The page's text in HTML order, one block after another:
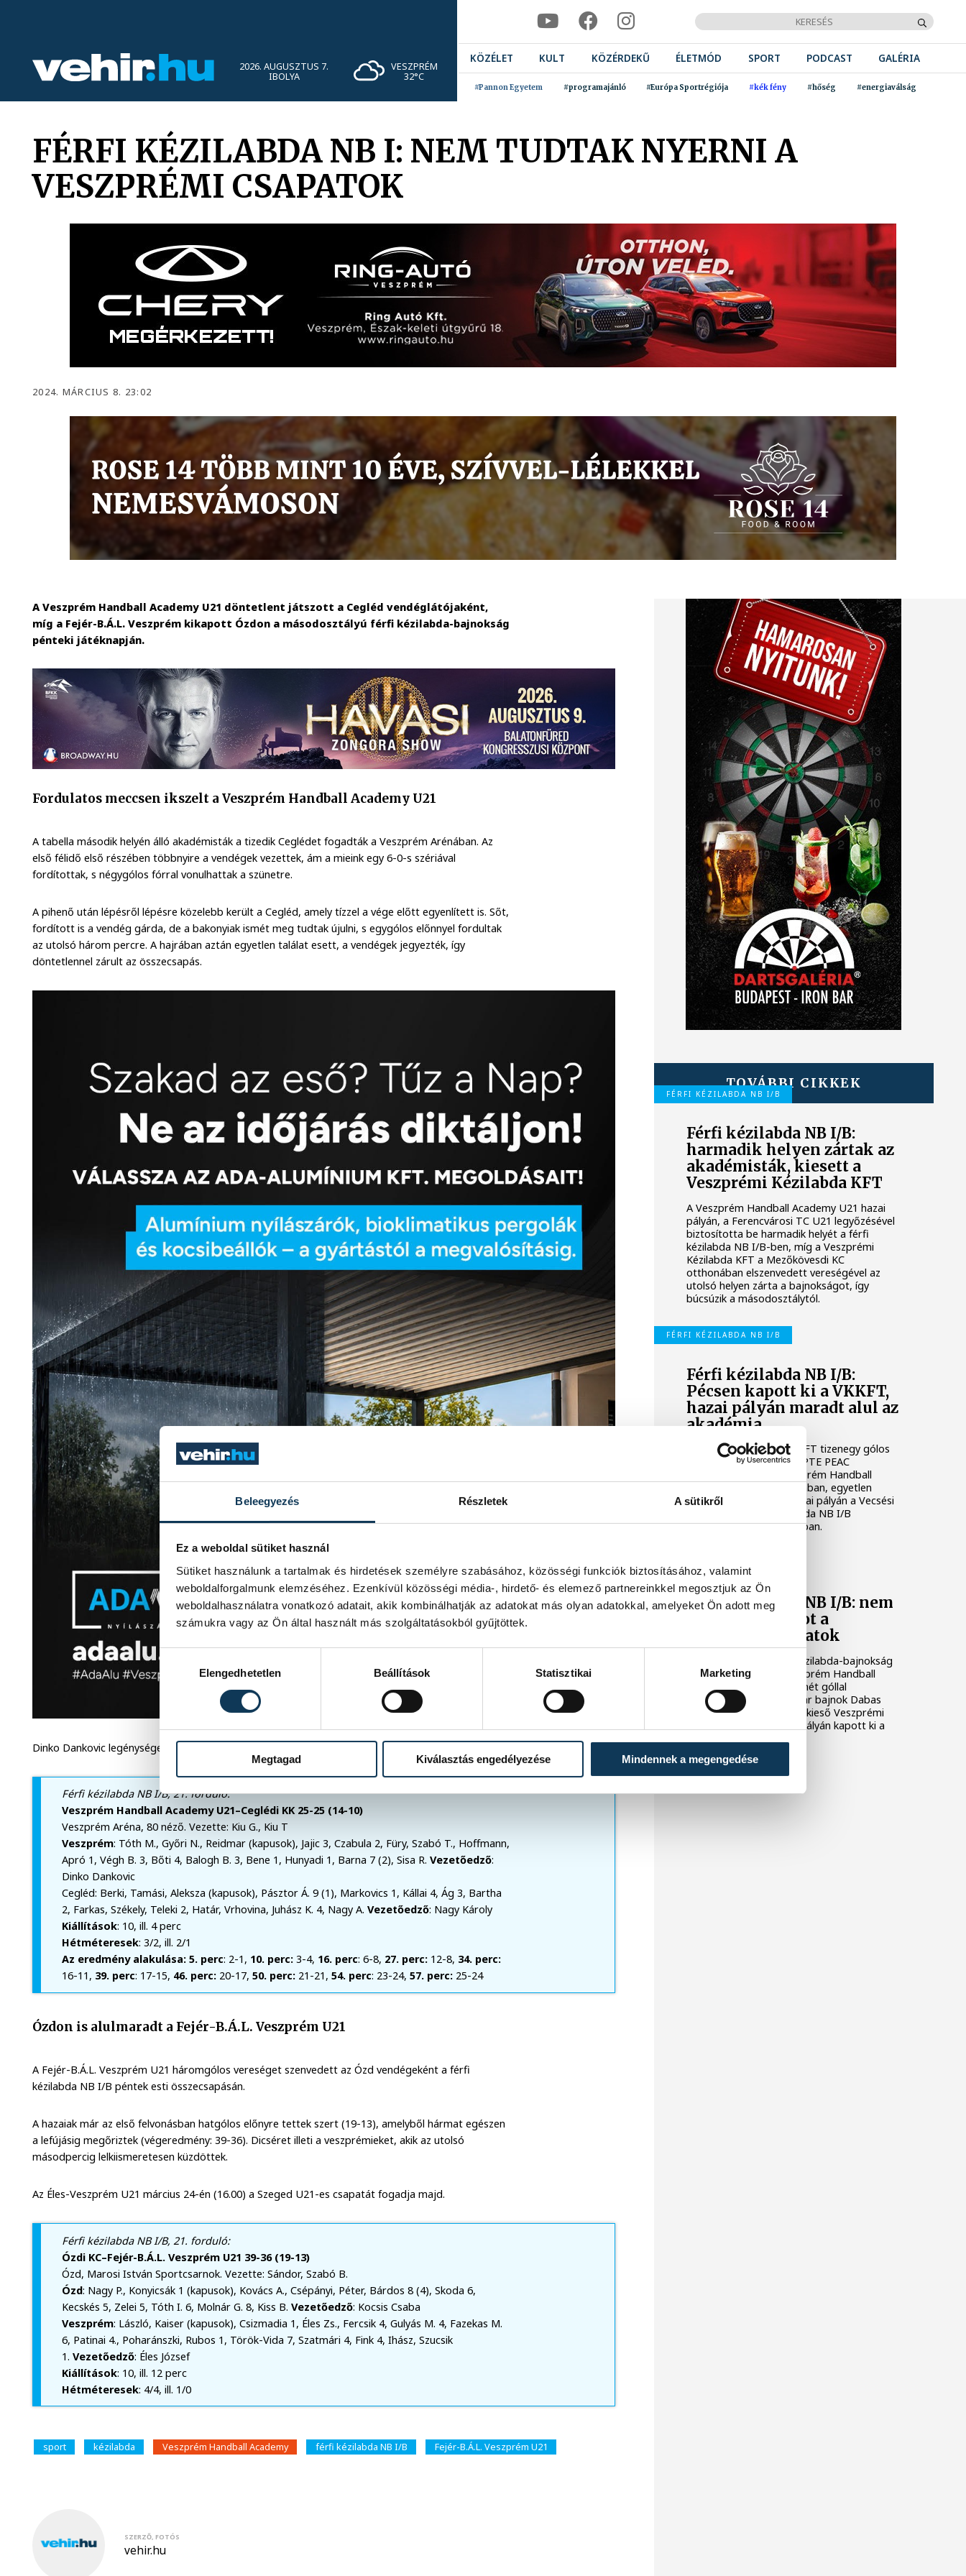
Beleegyezés Részletek A sütikről
Ez a weboldal sütiket használ
Sütiket használunk a tartalmak és hirdetések személyre szabásához, közösségi funkciók biztosításához, valamint
weboldalforgalmunk elemzéséhez. Ezenkívül közösségi média-, hirdető- és elemező partnereinkkel megosztjuk az Ön
weboldalhasználatra vonatkozó adatait, akik kombinálhatják az adatokat más olyan adatokkal, amelyeket Ön adott meg
számukra vagy az Ön által használt más szolgáltatásokból gyűjtöttek.
Hozzájárulás kiválasztása
Elengedhetetlen
Beállítások Statisztikai Marketing
Megtagad Kiválasztás engedélyezése Mindennek a megengedése
2026. AUGUSZTUS 7.
IBOLYA
VESZPRÉM
32°C
KÖZÉLET KULT KÖZÉRDEKŰ ÉLETMÓD SPORT PODCAST GALÉRIA
#Pannon Egyetem #programajánló #Európa Sportrégiója #kék fény #hőség #energiaválság
FÉRFI KÉZILABDA NB I: NEM TUDTAK NYERNI A
VESZPRÉMI CSAPATOK
2024. MÁRCIUS 8. 23:02
A Veszprém Handball Academy U21 döntetlent játszott a Cegléd vendéglátójaként,
míg a Fejér-B.Á.L. Veszprém kikapott Ózdon a másodosztályú férfi kézilabda-bajnokság
pénteki játéknapján.
Fordulatos meccsen ikszelt a Veszprém Handball Academy U21
A tabella második helyén álló akadémisták a tizedik Ceglédet fogadták a Veszprém Arénában. Az
első félidő első részében többnyire a vendégek vezettek, ám a mieink egy 6-0-s szériával
fordítottak, s négygólos fórral vonulhattak a szünetre.
A pihenő után lépésről lépésre közelebb került a Cegléd, amely tízzel a vége előtt egyenlített is. Sőt,
fordított is a vendég gárda, de a bakonyiak ismét meg tudtak újulni, s egygólos előnnyel fordultak
az utolsó három percre. A hajrában aztán egyetlen találat esett, a vendégek jegyezték, így
döntetlennel zárult az összecsapás.
Dinko Dankovic legénysége március 23-án (18.00) Tatára látogat.
Férfi kézilabda NB I/B, 21. forduló:
Veszprém Handball Academy U21–Ceglédi KK 25-25 (14-10)
Veszprém Aréna, 80 néző. Vezette: Kiu G., Kiu T
Veszprém: Tóth M., Győri N., Reidmar (kapusok), Jajic 3, Czabula 2, Füry, Szabó T., Hoffmann,
Apró 1, Végh B. 3, Bőti 4, Balogh B. 3, Bene 1, Hunyadi 1, Barna 7 (2), Sisa R. Vezetőedző:
Dinko Dankovic
Cegléd: Berki, Tamási, Aleksza (kapusok), Pásztor Á. 9 (1), Markovics 1, Kállai 4, Ág 3, Bartha
2, Farkas, Székely, Teleki 2, Határ, Vrhovina, Juhász K. 4, Nagy A. Vezetőedző: Nagy Károly
Kiállítások: 10, ill. 4 perc
Hétméteresek: 3/2, ill. 2/1
Az eredmény alakulása: 5. perc: 2-1, 10. perc: 3-4, 16. perc: 6-8, 27. perc:12-8, 34. perc:
16-11, 39. perc: 17-15, 46. perc: 20-17, 50. perc:21-21, 54. perc: 23-24, 57. perc: 25-24
Ózdon is alulmaradt a Fejér-B.Á.L. Veszprém U21
A Fejér-B.Á.L. Veszprém U21 háromgólos vereséget szenvedett az Ózd vendégeként a férfi
kézilabda NB I/B péntek esti összecsapásán.
A hazaiak már az első felvonásban hatgólos előnyre tettek szert (19-13), amelyből hármat egészen
a lefújásig megőriztek (végeredmény: 39-36). Dicséret illeti a veszprémieket, akik az utolsó
másodpercig lelkiismeretesen küzdöttek.
Az Éles-Veszprém U21 március 24-én (16.00) a Szeged U21-es csapatát fogadja majd.
Férfi kézilabda NB I/B, 21. forduló:
Ózdi KC–Fejér-B.Á.L. Veszprém U21 39-36 (19-13)
Ózd, Marosi István Sportcsarnok. Vezette: Sándor, Szabó B.
Ózd: Nagy P., Konyicsák 1 (kapusok), Kovács A., Csépányi, Péter, Bárdos 8 (4), Skoda 6,
Kecskés 5, Zelei 5, Tóth I. 6, Molnár G. 8, Kiss B. Vezetőedző: Kocsis Csaba
Veszprém: László, Kaiser (kapusok), Csizmadia 1, Éles Zs., Fercsik 4, Gulyás M. 4, Fazekas M.
6, Patinai 4., Poharánszki, Rubos 1, Török-Vida 7, Szatmári 4, Fink 4, Ihász, Szucsik
1. Vezetőedző: Éles József
Kiállítások: 10, ill. 12 perc
Hétméteresek: 4/4, ill. 1/0
sport kézilabda Veszprém Handball Academy férfi kézilabda NB I/B Fejér-B.Á.L. Veszprém U21
SZERZŐ, FOTÓS
vehir.hu
TOVÁBBI CIKKEK
FÉRFI KÉZILABDA NB I/B
Férfi kézilabda NB I/B:
harmadik helyen zártak az
akadémisták, kiesett a
Veszprémi Kézilabda KFT
A Veszprém Handball Academy U21 hazai
pályán, a Ferencvárosi TC U21 legyőzésével
biztosította be harmadik helyét a férfi
kézilabda NB I/B-ben, míg a Veszprémi
Kézilabda KFT a Mezőkövesdi KC
otthonában elszenvedett vereségével az
utolsó helyen zárta a bajnokságot, így
búcsúzik a másodosztálytól.
FÉRFI KÉZILABDA NB I/B
Férfi kézilabda NB I/B:
Pécsen kapott ki a VKKFT,
hazai pályán maradt alul az
akadémia
A Veszprémi Kézilabda KFT tizenegy gólos
vereséget szenvedett a PTE PEAC
otthonában, míg a Veszprém Handball
Academy U21 nagy csatában, egyetlen
találattal maradt alul hazai pályán a Vecsési
KKFT ellen a férfi kézilabda NB I/B
huszonhetedik fordulójában.
Férfi kézilabda NB I/B: nem
szereztek pontot a
veszprémi csapatok
A másodosztályú férfi kézilabda-bajnokság
második helyén álló Veszprém Handball
Academy U21 pénteken hét góllal
alulmaradt az éllovas, már bajnok Dabas
vendégeként. A biztosan kieső Veszprémi
KKFT szombaton hazai pályán kapott ki a